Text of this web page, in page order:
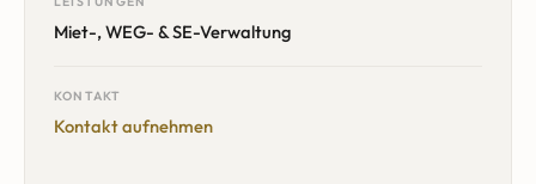
Miet-, WEG- & SE-Verwaltung
KONTAKT
Kontakt aufnehmen